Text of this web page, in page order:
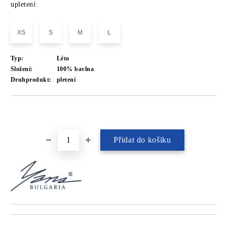
upletení:
XS S M L
Typ:
Léto
Složení:
100% bavlna
Druhprodukt:
pletení